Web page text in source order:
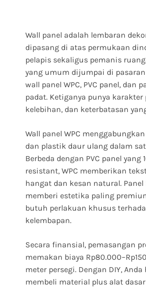
Wall panel adalah lembaran
dipasang di atas permukaan
pelapis sekaligus pemanis
yang umum dijumpai di
wall panel WPC, PVC panel, dan
padat. Ketiganya punya karakter
kelebihan, dan keterbatasan
Wall panel WPC
dan plastik daur ulang dalam
Berbeda dengan PVC panel yang
resistant, WPC memberikan
hangat dan kesan natural. Panel
memberi estetika paling
butuh perlakuan khusus
kelembapan.
Secara finansial, pemasangan
memakan biaya
meter persegi. Dengan DIY, Anda
membeli material plus alat